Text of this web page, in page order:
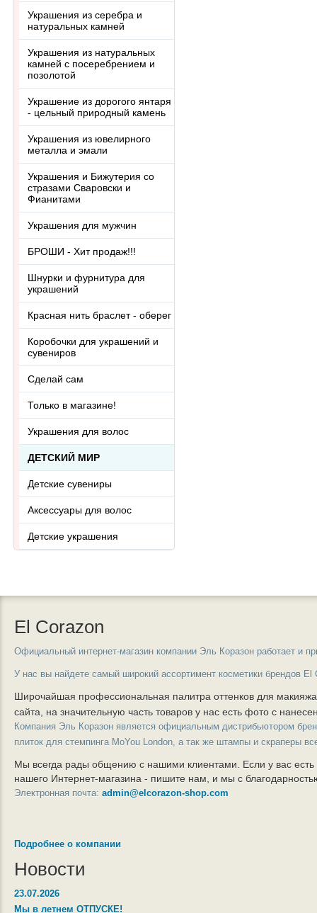
Украшения из серебра и
натуральных камней
Украшения из натуральных
камней с посеребрением и
позолотой
Украшение из дорогого янтаря
- цельный природный камень
Украшения из ювелирного
металла и эмали
Украшения и Бижутерия со
стразами Сваровски и
Фианитами
Украшения для мужчин
БРОШИ - Хит продаж!!!
Шнурки и фурнитура для
украшений
Красная нить браслет - оберег
Коробочки для украшений и
сувениров
Сделай сам
Только в магазине!
Украшения для волос
ДЕТСКИЙ МИР
Детские сувениры
Аксессуары для волос
Детские украшения
El Corazon
Официальный интернет-магазин компании Эль Коразон работает и
У нас вы найдете самый широкий ассортимент косметики брендов El
Широчайшая профессиональная палитра оттенков для
сайта, на значительную часть товаров у нас есть фото с
Компания Эль Коразон является официальным дистрибьютором
плиток для стемпинга MoYou London, а так же штампы и скраперы
Мы всегда рады общению с нашими клиентами. Если у вас
нашего Интернет-магазина - пишите нам, и мы с
Электронная почта: admin@elcorazon-shop.com
Подробнее о компании
Новости
23.07.2026
Мы в летнем ОТПУСКЕ!